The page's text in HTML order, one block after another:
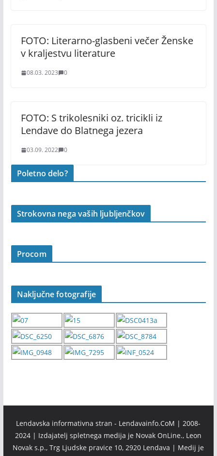
FOTO: Literarno-glasbeni večer Ženske
v kraljestvu literature
08.03. 2023 0
FOTO: S trikolesniki oz. tricikli iz
Lendave do Blatnega jezera
03.09. 2022 0
Poletno delo?
Strokovna nega vaših ljubljenčkov
Procom
Naključne fotografije
Lendavska informativna stran - Lendavainfo.CoM | 2008-
2024 | Izdajatelj spletnega medija je Novak OnLine., Leon
Novak s.p., Trg Ljudske pravice 10, 2920 Lendava | Medij je